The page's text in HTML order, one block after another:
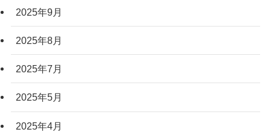
2025年9月
2025年8月
2025年7月
2025年5月
2025年4月